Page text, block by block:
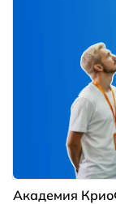
Академия